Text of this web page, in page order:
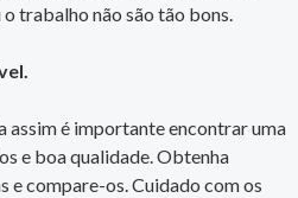
trabalho não são tão bons.
assim é importante encontrar uma
e boa qualidade. Obtenha
e compare-os. Cuidado com os